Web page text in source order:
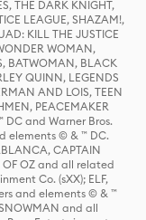
THE DARK KNIGHT,
LEAGUE, SHAZAM!,
KILL THE JUSTICE
WOMAN,
BATWOMAN, BLACK
QUINN, LEGENDS
AND LOIS, TEEN
PEACEMAKER
and Warner Bros.
elements © & ™ DC.
CAPTAIN
OF OZ and all related
Co. (sXX); ELF,
and elements © & ™
and all